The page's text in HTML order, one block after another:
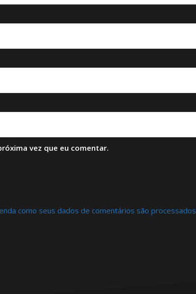
vez que eu comentar.
como seus dados de comentários são processados